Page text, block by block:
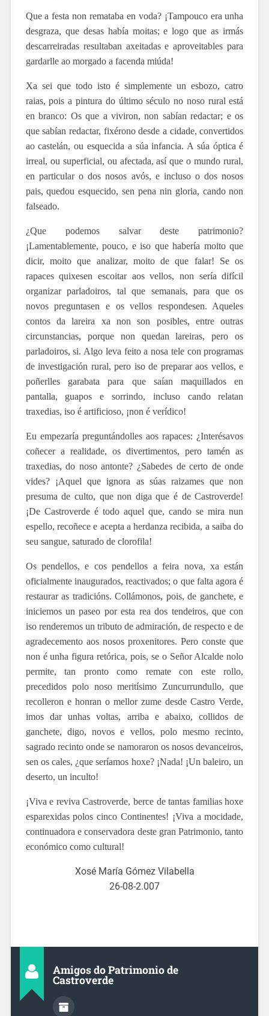
Que a festa non remataba en voda? ¡Tampouco era unha
desgraza, que desas había moitas; e logo que as irmás
descarreiradas resultaban axeitadas e aproveitables para
gardarlle ao morgado a facenda miúda!
Xa sei que todo isto é simplemente un esbozo, catro
raias, pois a pintura do último século no noso rural está
en branco: Os que a viviron, non sabían redactar; e os
que sabían redactar, fixérono desde a cidade, convertidos
ao castelán, ou esquecida a súa infancia. A súa óptica é
irreal, ou superficial, ou afectada, así que o mundo rural,
en particular o dos nosos avós, e incluso o dos nosos
pais, quedou esquecido, sen pena nin gloria, cando non
falseado.
¿Que podemos salvar deste patrimonio?
¡Lamentablemente, pouco, e iso que habería moito que
dicir, moito que analizar, moito de que falar! Se os
rapaces quixesen escoitar aos vellos, non sería difícil
organizar parladoiros, tal que semanais, para que os
novos preguntasen e os vellos respondesen. Aqueles
contos da lareira xa non son posibles, entre outras
circunstancias, porque non quedan lareiras, pero os
parladoiros, si. Algo leva feito a nosa tele con programas
de investigación rural, pero iso de preparar aos vellos, e
poñerlles garabata para que saían maquillados en
pantalla, guapos e sorrindo, incluso cando relatan
traxedias, iso é artificioso, ¡non é verídico!
Eu empezaría preguntándolles aos rapaces: ¿Interésavos
coñecer a realidade, os divertimentos, pero tamén as
traxedias, do noso antonte? ¿Sabedes de certo de onde
vides? ¡Aquel que ignora as súas raizames que non
presuma de culto, que non diga que é de Castroverde!
¡De Castroverde é todo aquel que, cando se mira nun
espello, recoñece e acepta a herdanza recibida, a saiba do
seu sangue, saturado de clorofila!
Os pendellos, e cos pendellos a feira nova, xa están
oficialmente inaugurados, reactivados; o que falta agora é
restaurar as tradicións. Collámonos, pois, de ganchete, e
iniciemos un paseo por esta rea dos tendeiros, que con
iso renderemos un tributo de admiración, de respecto e de
agradecemento aos nosos proxenitores. Pero conste que
non é unha figura retórica, pois, se o Señor Alcalde nolo
permite, tan pronto como remate con este rollo,
precedidos polo noso meritísimo Zuncurrundullo, que
recolleron e honran o mellor zume desde Castro Verde,
imos dar unhas voltas, arriba e abaixo, collidos de
ganchete, digo, novos e vellos, polo mesmo recinto,
sagrado recinto onde se namoraron os nosos devanceiros,
sen os cales, ¿que seríamos hoxe? ¡Nada! ¡Un baleiro, un
deserto, un inculto!
¡Viva e reviva Castroverde, berce de tantas familias hoxe
esparexidas polos cinco Continentes! ¡Viva a mocidade,
continuadora e conservadora deste gran Patrimonio, tanto
económico como cultural!
Xosé María Gómez Vilabella
26-08-2.007
Amigos do Patrimonio de
Castroverde